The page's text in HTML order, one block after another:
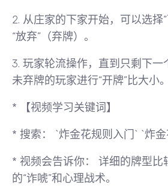
2. 从庄家的下家开始，可以选择
“放弃”（弃牌）。
3. 玩家轮流操作，直到只剩下一
未弃牌的玩家进行“开牌”比大小。
* 【视频学习关键词】
* 搜索： `炸金花规则入门` `炸
* 视频会告诉你：
详细的牌型比
的“诈唬”和心理战术。